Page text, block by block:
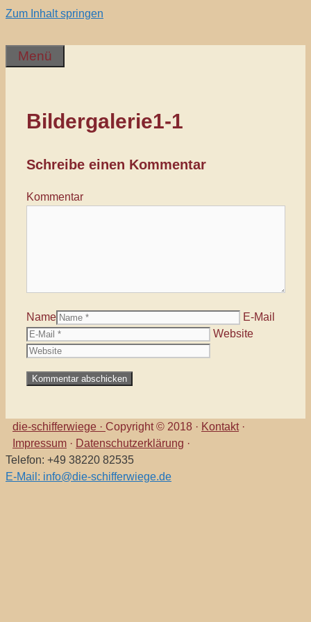
Zum Inhalt springen
Menü
Bildergalerie1-1
Schreibe einen Kommentar
Kommentar
Name
E-Mail
Website
die-schifferwiege · Copyright © 2018 · Kontakt·
Impressum · Datenschutzerklärung ·
Telefon: +49 38220 82535
E-Mail: info@die-schifferwiege.de